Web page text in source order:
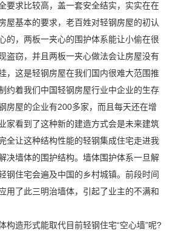
要求比较高，盖一套安全结实，实实在在
屋基本的要求，老百姓对轻钢房屋的初认
的，两板一夹心的围护体系能让小偷在很
盗窃，并且两板一夹心做法会让房屋没有
，这是轻钢房屋在我们国内很难大范围推
约着我们中国轻钢房屋行业中企业的生存
房屋的企业有200多家，而且每天还在增
家看到了这种新的建造方式会是未来建筑
全让这种结构性能的轻钢集成住宅走进我
决墙体的围护结构。墙体围护体系一旦解
钢住宅会遍及中国的乡村城镇。前段时间
用了此三明治墙体，引起了业主的不满和
构造形式能取代目前轻钢住宅“空心墙”呢?